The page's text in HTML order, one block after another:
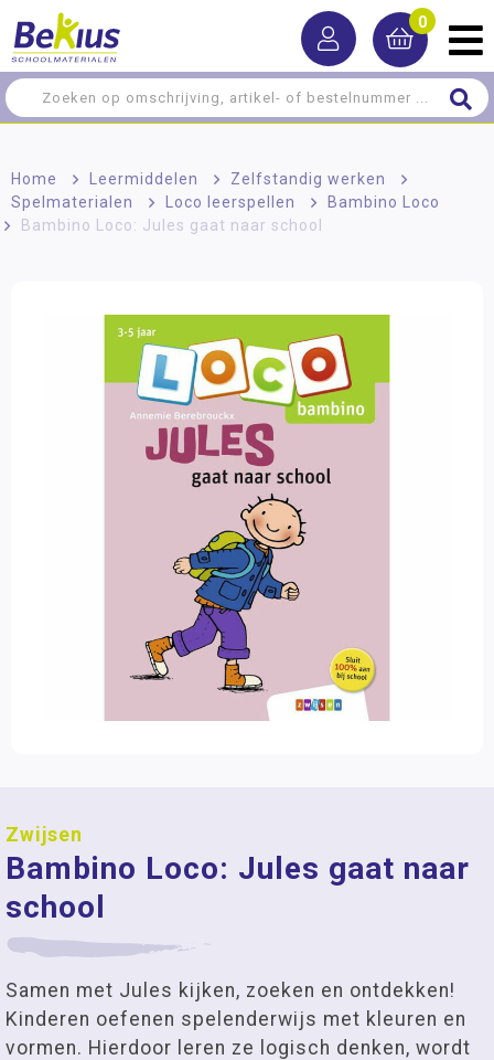
0
Home > Leermiddelen > Zelfstandig werken
>
Spelmaterialen
> Loco leerspellen > Bambino Loco
Bambino Loco: Jules gaat naar school
Zwijsen
Bambino Loco: Jules gaat naar
school
Samen met Jules kijken, zoeken en ontdekken!
Kinderen oefenen spelenderwijs met kleuren en
vormen. Hierdoor leren ze logisch denken, wordt